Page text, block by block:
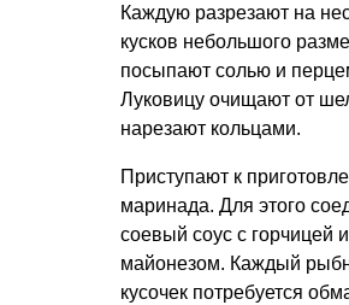
Каждую разрезают на
кусков небольшого
посыпают солью и
Луковицу очищают от
нарезают кольцами.
Приступают к
маринада. Для этого
соевый соус с горчицей и
майонезом. Каждый
кусочек потребуется